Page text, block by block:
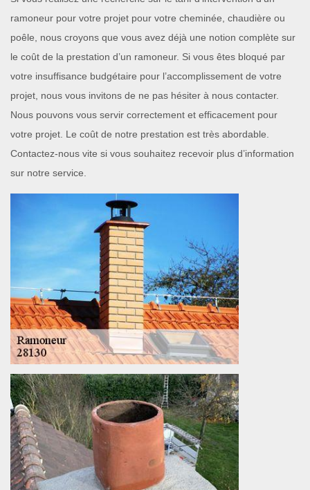
ramoneur pour votre projet pour votre cheminée, chaudière ou
poêle, nous croyons que vous avez déjà une notion complète sur
le coût de la prestation d’un ramoneur. Si vous êtes bloqué par
votre insuffisance budgétaire pour l’accomplissement de votre
projet, nous vous invitons de ne pas hésiter à nous contacter.
Nous pouvons vous servir correctement et efficacement pour
votre projet. Le coût de notre prestation est très abordable.
Contactez-nous vite si vous souhaitez recevoir plus d’information
sur notre service.